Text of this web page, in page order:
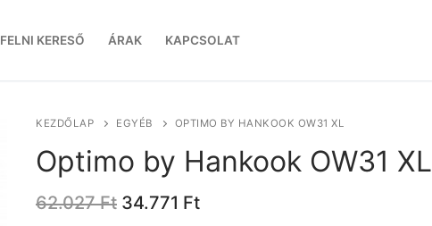
FELNI KERESŐ ÁRAK KAPCSOLAT
KEZDŐLAP EGYÉB OPTIMO BY HANKOOK OW31 XL
Optimo by Hankook OW31 XL
62.027Ft Original
34.771 FtCurrent